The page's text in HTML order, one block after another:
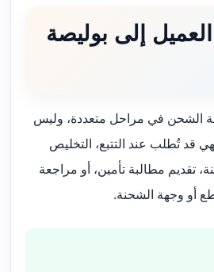
إلى بوليصة
الشحن في مراحل متعددة، وليس
قد تُطلب عند التتبع، التخليص
تقديم مطالبة تأمين، أو مراجعة
أو وجهة الشحنة.